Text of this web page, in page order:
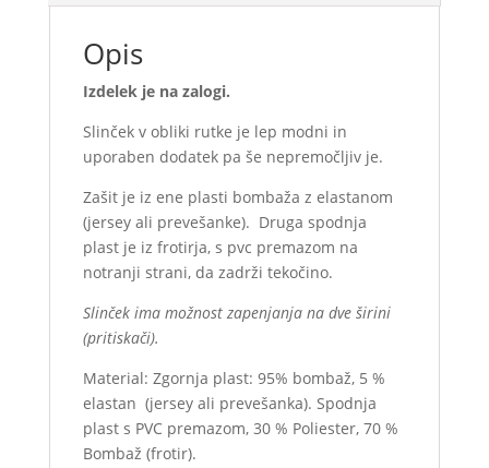
Opis
Izdelek je na zalogi.
Slinček v obliki rutke je lep modni in
uporaben dodatek pa še nepremočljiv je.
Zašit je iz ene plasti bombaža z elastanom
(jersey ali prevešanke). Druga spodnja
plast je iz frotirja, s pvc premazom na
notranji strani, da zadrži tekočino.
Slinček ima možnost zapenjanja na dve širini
(pritiskači).
Material: Zgornja plast: 95% bombaž, 5 %
elastan (jersey ali prevešanka). Spodnja
plast s PVC premazom, 30 % Poliester, 70 %
Bombaž (frotir).